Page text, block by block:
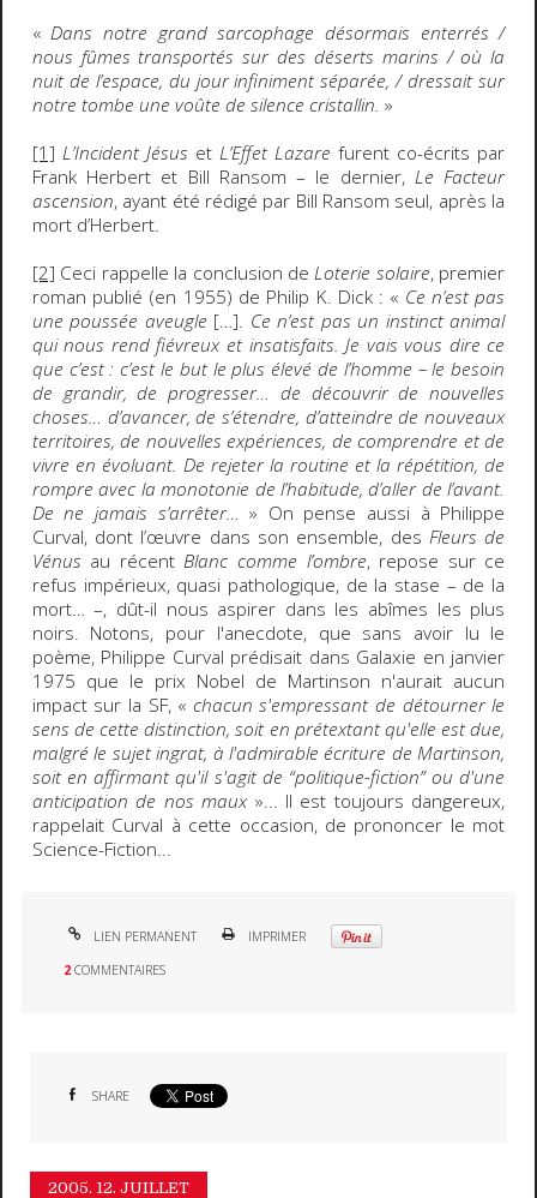
«Dans notre grand sarcophage désormais enterrés /
nous fûmes transportés sur des déserts marins / où la
nuit de l’espace, du jour infiniment séparée, / dressait sur
notre tombe une voûte de silence cristallin. »
[1] L’Incident Jésus et L’Effet Lazare furent co-écrits par
Frank Herbert et Bill Ransom – le dernier, Le Facteur
ascension, ayant été rédigé par Bill Ransom seul, après la
mort d’Herbert.
[2] Ceci rappelle la conclusion deLoterie solaire, premier
roman publié (en 1955) de Philip K. Dick : « Ce n’est pas
une poussée aveugle […]. Ce n’est pas un instinct animal
qui nous rend fiévreux et insatisfaits. Je vais vous dire ce
que c’est : c’est le but le plus élevé de l’homme – le besoin
de grandir, de progresser… de découvrir de nouvelles
choses… d’avancer, de s’étendre, d’atteindre de nouveaux
territoires, de nouvelles expériences, de comprendre et de
vivre en évoluant. De rejeter la routine et la répétition, de
rompre avec la monotonie de l’habitude, d’aller de l’avant.
De ne jamais s’arrêter… » On pense aussi à Philippe
Curval, dont l’œuvre dans son ensemble, des Fleurs de
Vénus au récentBlanc comme l’ombre, repose sur ce
refus impérieux, quasi pathologique, de la stase – de la
mort… –, dût-il nous aspirer dans les abîmes les plus
noirs. Notons, pour l'anecdote, que sans avoir lu le
poème, Philippe Curval prédisait dans Galaxie en janvier
1975 que le prix Nobel de Martinson n'aurait aucun
impact sur la SF, « chacun s'empressant de détourner le
sens de cette distinction, soit en prétextant qu'elle est due,
malgré le sujet ingrat, à l'admirable écriture de Martinson,
soit en affirmant qu'il s'agit de “politique-fiction” ou d'une
anticipation de nos maux»... Il est toujours dangereux,
rappelait Curval à cette occasion, de prononcer le mot
Science-Fiction...
LIEN PERMANENT IMPRIMER
2 COMMENTAIRES
SHARE
2005. 12. JUILLET